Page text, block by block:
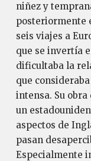
niñez y
posteriormente
seis viajes a
que se invertía
dificultaba la
que
intensa. Su
un
aspectos de
pasan
Especialmente